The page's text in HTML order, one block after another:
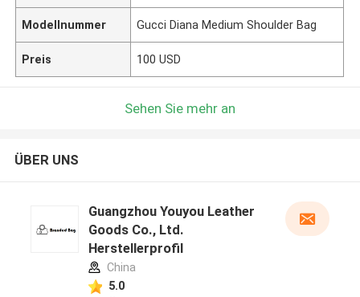
Modellnummer Gucci Diana Medium Shoulder Bag
Preis 100 USD
Sehen Sie mehr an
ÜBER UNS
Guangzhou Youyou Leather
Goods Co., Ltd.
Herstellerprofil
China
5.0